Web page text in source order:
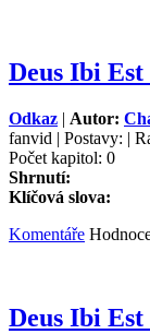
Deus Ibi
Odkaz | Autor:
fanvid | Postavy: |
Počet kapitol: 0
Shrnutí:
Klíčová slova:
Komentáře
Deus Ibi